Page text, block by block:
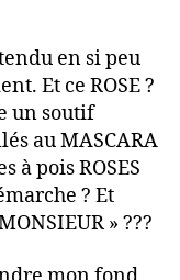
en si peu
Et ce ROSE ?
un soutif
au MASCARA
à pois ROSES
? Et
» ???